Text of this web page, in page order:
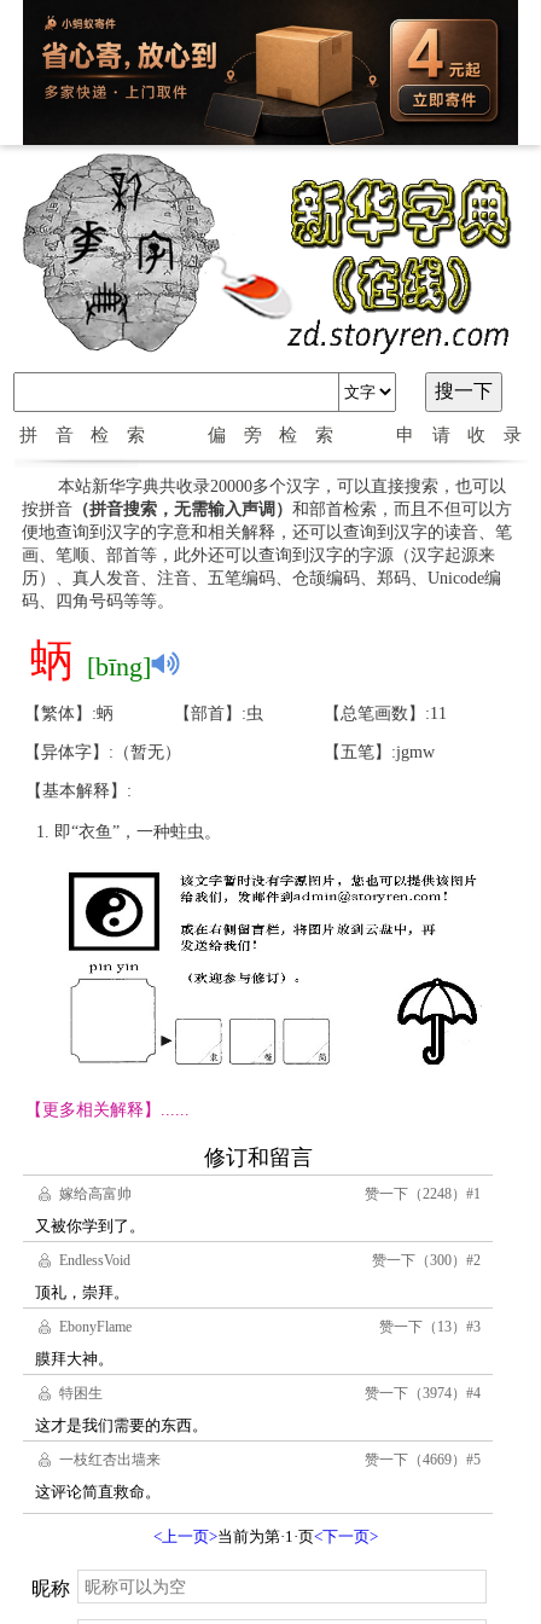
拼音检索 偏旁检索 申请收录
本站新华字典共收录20000多个汉字，可以直接搜索，也可以
按拼音（拼音搜索，无需输入声调） 和部首检索，而且不但可以方
便地查询到汉字的字意和相关解释，还可以查询到汉字的读音、笔
画、笔顺、部首等，此外还可以查询到汉字的字源（汉字起源来
历）、真人发音、注音、五笔编码、仓颉编码、郑码、Unicode编
码、四角号码等等。
蛃 [bīng]
【繁体】:蛃 【部首】:虫 【总笔画数】:11
【异体字】:（暂无） 【五笔】:jgmw
【基本解释】:
即“衣鱼”，一种蛀虫。
【更多相关解释】......